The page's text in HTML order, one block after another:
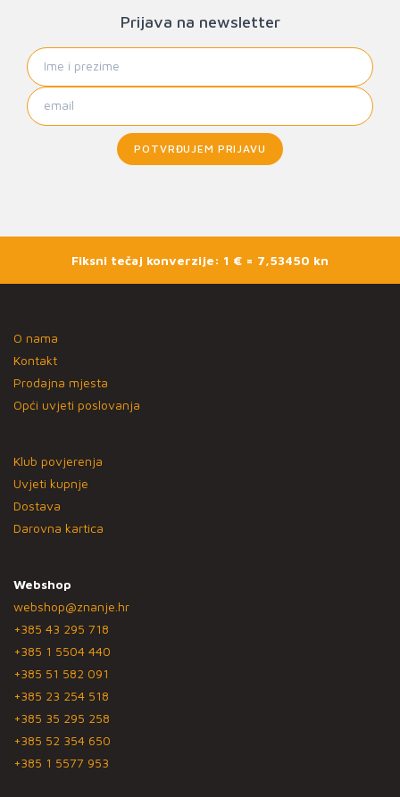
Prijava na newsletter
POTVRĐUJEM PRIJAVU
Fiksni tečaj konverzije: 1 € = 7,53450 kn
O nama
Kontakt
Prodajna mjesta
Opći uvjeti poslovanja
Klub povjerenja
Uvjeti kupnje
Dostava
Darovna kartica
Webshop
webshop@znanje.hr
+385 43 295 718
+385 1 5504 440
+385 51 582 091
+385 23 254 518
+385 35 295 258
+385 52 354 650
+385 1 5577 953